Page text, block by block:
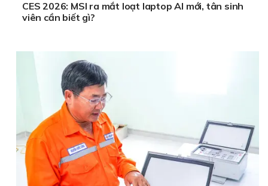
CES 2026: MSI ra mắt loạt laptop AI mới, tân sinh
viên cần biết gì?